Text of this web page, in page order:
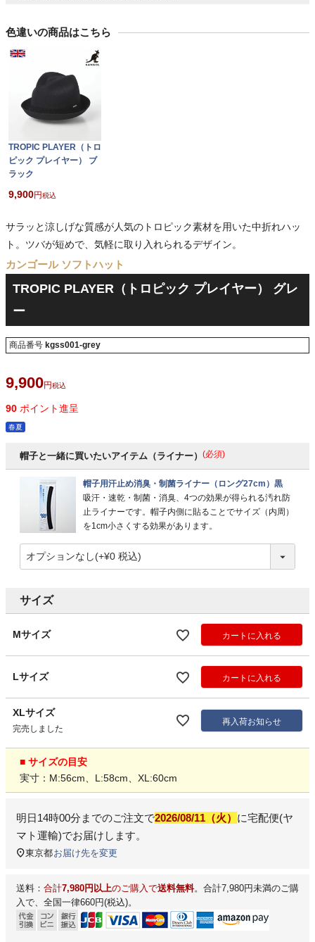
色違いの商品はこちら
TROPIC PLAYER（トロ
ピック プレイヤー） ブ
ラック
9,900 税込
サラッと涼しげな質感が人気のトロピック素材を用いた中折れハッ
ト。ツバが短めで、気軽に取り入れられるデザイン。
カンゴール ソフトハット
TROPIC PLAYER（トロピック プレイヤー） グレ
ー
商品番号 kgss001-grey
9,900 税込
90 ポイント進呈
春夏
帽子と一緒に買いたいアイテム（ライナー） (必須)
帽子用汗止め消臭・制菌ライナー（ロング27cm）黒
吸汗・速乾・制菌・消臭、4つの効果が得られる汚れ防
止ライナーです。帽子内側に貼ることでサイズ（内周）
を1cm小さくする効果があります。
サイズ
Mサイズ カートに入れる
Lサイズ カートに入れる
XLサイズ
完売しました
再入荷お知らせ
■ サイズの目安
実寸：M:56cm、L:58cm、XL:60cm
明日14時00分 までのご注文で2026/08/11（火） に宅配便(ヤ
マト運輸)でお届けします。
東京都お届け先を変更
送料： 合計7,980円以上のご購入で送料無料。合計7,980円未満のご購
入で、全国一律660円(税込)。